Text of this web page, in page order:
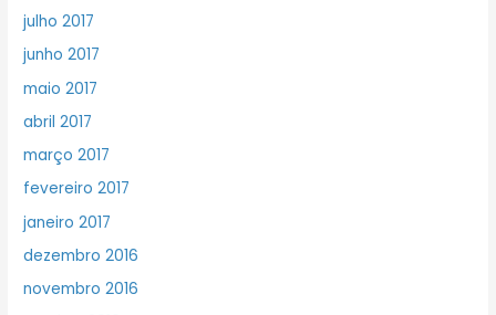
julho 2017
junho 2017
maio 2017
abril 2017
março 2017
fevereiro 2017
janeiro 2017
dezembro 2016
novembro 2016